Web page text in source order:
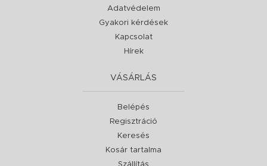
Adatvédelem
Gyakori kérdések
Kapcsolat
Hírek
VÁSÁRLÁS
Belépés
Regisztráció
Keresés
Kosár tartalma